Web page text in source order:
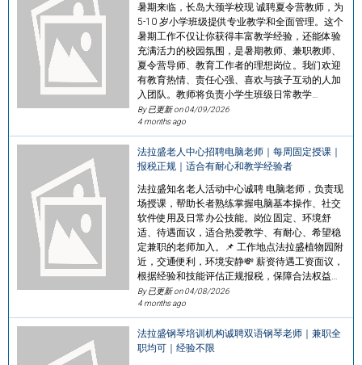
暑期来临，长岛大颈学校现 诚聘夏令营教师，为
5-10 岁小学班级提供专业教学和全面管理。这个
暑期工作不仅让你获得丰富教学经验，还能体验
充满活力的校园氛围，是暑期教师、兼职教师、
夏令营导师、教育工作者的理想岗位。我们欢迎
有教育热情、责任心强、喜欢与孩子互动的人加
入团队。教师将负责小学生班级日常教学…
By 已更新 on04/09/2026
4 months ago
法拉盛老人中心招聘电脑老师｜每周固定授课｜
报税正规｜适合有耐心和教学经验者
法拉盛知名老人活动中心诚聘 电脑老师，负责现
场授课，帮助长者熟练掌握电脑基本操作、社交
软件使用及日常办公技能。岗位固定、环境舒
适、待遇面议，适合热爱教学、有耐心、希望稳
定兼职的老师加入。📌 工作地点法拉盛植物园附
近，交通便利，环境安静💸 薪资待遇工资面议，
根据经验和技能评估正规报税，保障合法权益…
By 已更新 on04/08/2026
4 months ago
法拉盛钢琴培训机构诚聘双语钢琴老师｜兼职全
职均可｜经验不限